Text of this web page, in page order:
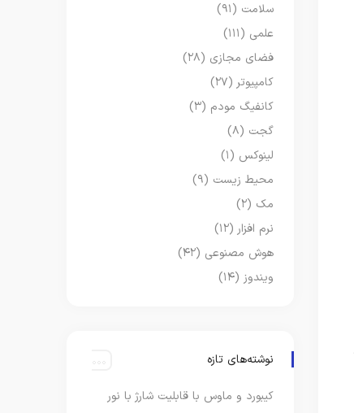
سلامت (۹۱)
علمی (۱۱۱)
فضای مجازی (۲۸)
کامپیوتر(۲۷)
کانفیگ مودم (۳)
گجت (۸)
لینوکس (۱)
محیط زیست (۹)
مک (۲)
نرم افزار(۱۲)
هوش مصنوعی (۴۲)
ویندوز (۱۴)
نوشته‌های تازه
کیبورد و ماوس با قابلیت شارژ با نور